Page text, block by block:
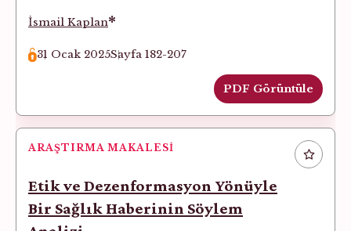
İsmail Kaplan*
31 Ocak 2025Sayfa 182-207
PDF Görüntüle
ARAŞTIRMA MAKALESI
Etik ve Dezenformasyon Yönüyle
Bir Sağlık Haberinin Söylem